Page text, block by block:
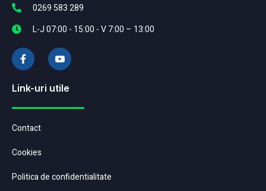
0269 583 289
L-J 07:00 - 15:00 - V 7:00 – 13:00
Link-uri utile
Contact
Cookies
Politica de confidentialitate